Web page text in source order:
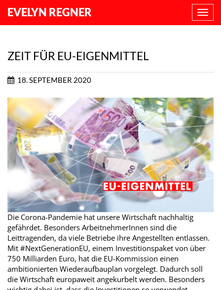
EVELYN REGNER
ZEIT FÜR EU-EIGENMITTEL
18. SEPTEMBER 2020
Die Corona-Pandemie hat unsere Wirtschaft nachhaltig
gefährdet. Besonders ArbeitnehmerInnen sind die
Leittragenden, da viele Betriebe ihre Angestellten entlassen.
Mit #NextGenerationEU, einem Investitionspaket von über
750 Milliarden Euro, hat die EU-Kommission einen
ambitionierten Wiederaufbauplan vorgelegt. Dadurch soll
die Wirtschaft europaweit angekurbelt werden. Besonders